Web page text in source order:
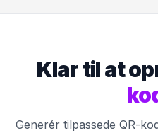
Klar til at
Generér tilpassede QR-